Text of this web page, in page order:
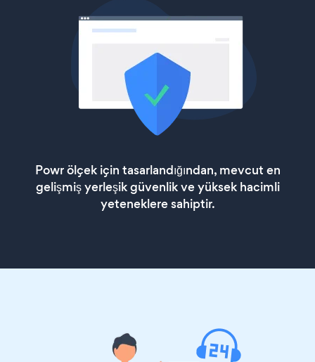
Powr ölçek için tasarlandığından, mevcut en
gelişmiş yerleşik güvenlik ve yüksek hacimli
yeteneklere sahiptir.